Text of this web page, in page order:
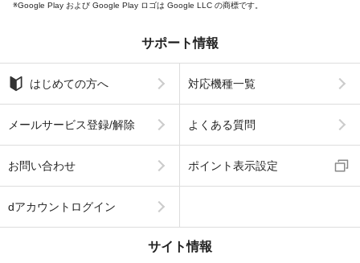
Google Play および Google Play ロゴは Google LLC の商標です。
サポート情報
はじめての方へ 対応機種一覧
メールサービス登録/解除 よくある質問
お問い合わせ ポイント表示設定
dアカウントログイン
サイト情報